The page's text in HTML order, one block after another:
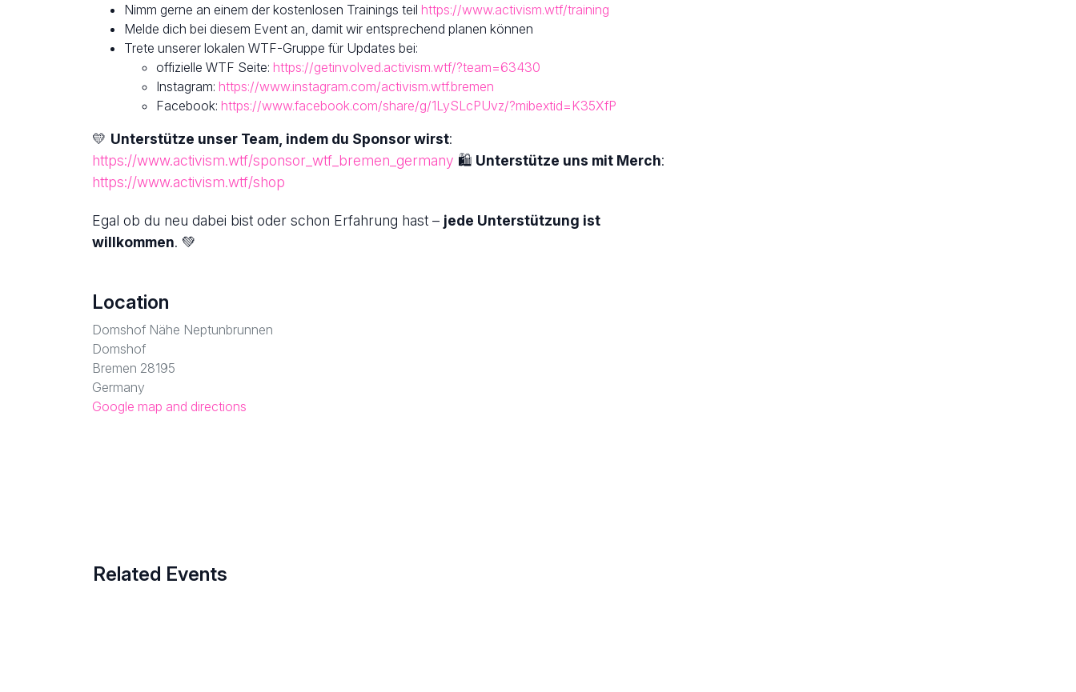
Nimm gerne an einem der kostenlosen Trainings teil https://www.activism.wtf/training
Melde dich bei diesem Event an, damit wir entsprechend planen können
Trete unserer lokalen WTF-Gruppe für Updates bei:
offizielle WTF Seite: https://getinvolved.activism.wtf/?team=63430
Instagram: https://www.instagram.com/activism.wtf.bremen
Facebook: https://www.facebook.com/share/g/1LySLcPUvz/?mibextid=K35XfP
💛 Unterstütze unser Team, indem du Sponsor wirst:
https://www.activism.wtf/sponsor_wtf_bremen_germany 🛍 Unterstütze uns mit Merch:
https://www.activism.wtf/shop
Egal ob du neu dabei bist oder schon Erfahrung hast – jede Unterstützung ist
willkommen. 💚
Location
Domshof Nähe Neptunbrunnen
Domshof
Bremen 28195
Germany
Google map and directions
Related Events